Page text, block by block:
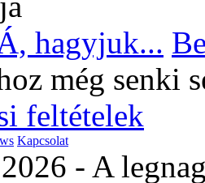
hagyjuk...
még senki
feltételek
Kapcsolat
2026 - A